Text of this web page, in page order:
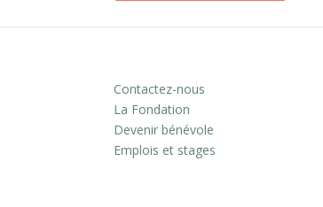
Contactez-nous
La Fondation
Devenir bénévole
Emplois et stages